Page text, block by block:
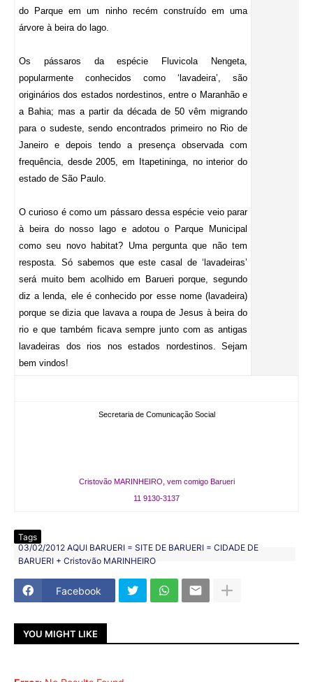
do Parque em um ninho recém construído em uma
árvore à beira do lago.
Os pássaros da espécie Fluvicola Nengeta,
popularmente conhecidos como ‘lavadeira’, são
originários dos estados nordestinos, entre o Maranhão e
a Bahia; mas a partir da década de 50 vêm migrando
para o sudeste, sendo encontrados primeiro no Rio de
Janeiro e depois tendo a presença observada com
frequência, desde 2005, em
Itapetininga, no interior do
estado de São Paulo.
O curioso é como um pássaro dessa espécie veio parar
à beira do nosso lago e adotou o Parque Municipal
como seu novo habitat? Uma pergunta que não tem
resposta. Só sabemos que este casal de ‘lavadeiras’
será muito bem acolhido em Barueri porque, segundo
diz a lenda, ele é conhecido por esse nome (lavadeira)
porque se dizia que lavava a roupa de Jesus à beira do
rio e que também ficava sempre junto com as antigas
lavadeiras dos rios nos estados nordestinos. Sejam
bem vindos!
Secretaria de Comunicação Social
Cristovão MARINHEIRO, vem comigo Barueri
11 9130-3137
Tags
03/02/2012 AQUI BARUERI = SITE DE BARUERI = CIDADE DE
BARUERI + Cristovão MARINHEIRO
Facebook
YOU MIGHT LIKE